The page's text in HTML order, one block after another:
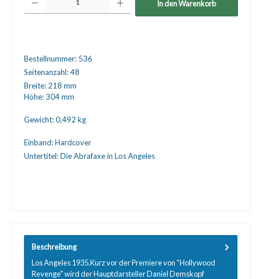
In den Warenkorb
Bestellnummer: 536
Seitenanzahl:48
Breite: 218 mm
Höhe:304 mm
Gewicht:0,492 kg
Einband:Hardcover
Untertitel:Die Abrafaxe in Los Angeles
Beschreibung
Los Angeles 1935.Kurz vor der Premiere von "Hollywood
Revenge" wird der Hauptdarsteller Daniel Demskopf